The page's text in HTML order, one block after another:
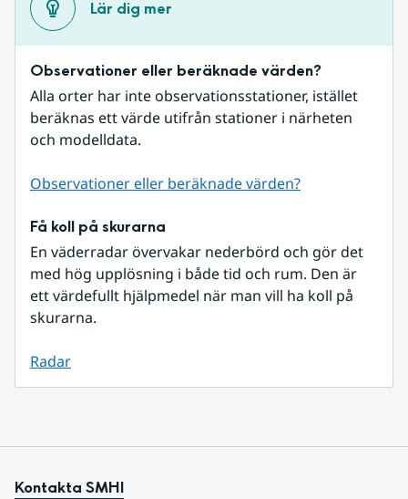
Lär dig mer
Observationer eller beräknade värden?
Alla orter har inte observationsstationer, istället
beräknas ett värde utifrån stationer i närheten
och modelldata.
Observationer eller beräknade värden?
Få koll på skurarna
En väderradar övervakar nederbörd och gör det
med hög upplösning i både tid och rum. Den är
ett värdefullt hjälpmedel när man vill ha koll på
skurarna.
Radar
Kontakta SMHI